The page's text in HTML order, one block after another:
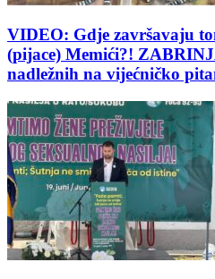
VIDEO: Gdje završavaju
(pijace) Memići?!
nadležnih na vijećničko